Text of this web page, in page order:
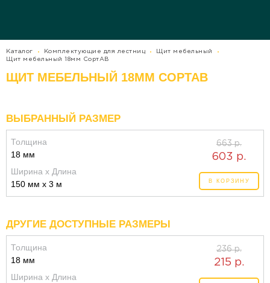
Каталог Комплектующие для лестниц
Щит мебельный
Щит мебельный 18мм СортАВ
ЩИТ МЕБЕЛЬНЫЙ 18ММ СОРТАВ
ВЫБРАННЫЙ РАЗМЕР
Толщина
18 мм
Ширина x Длина
150 мм x 3 м
663 р.
603 р.
В КОРЗИНУ
ДРУГИЕ ДОСТУПНЫЕ РАЗМЕРЫ
Толщина
18 мм
Ширина x Длина
236 р.
215 р.